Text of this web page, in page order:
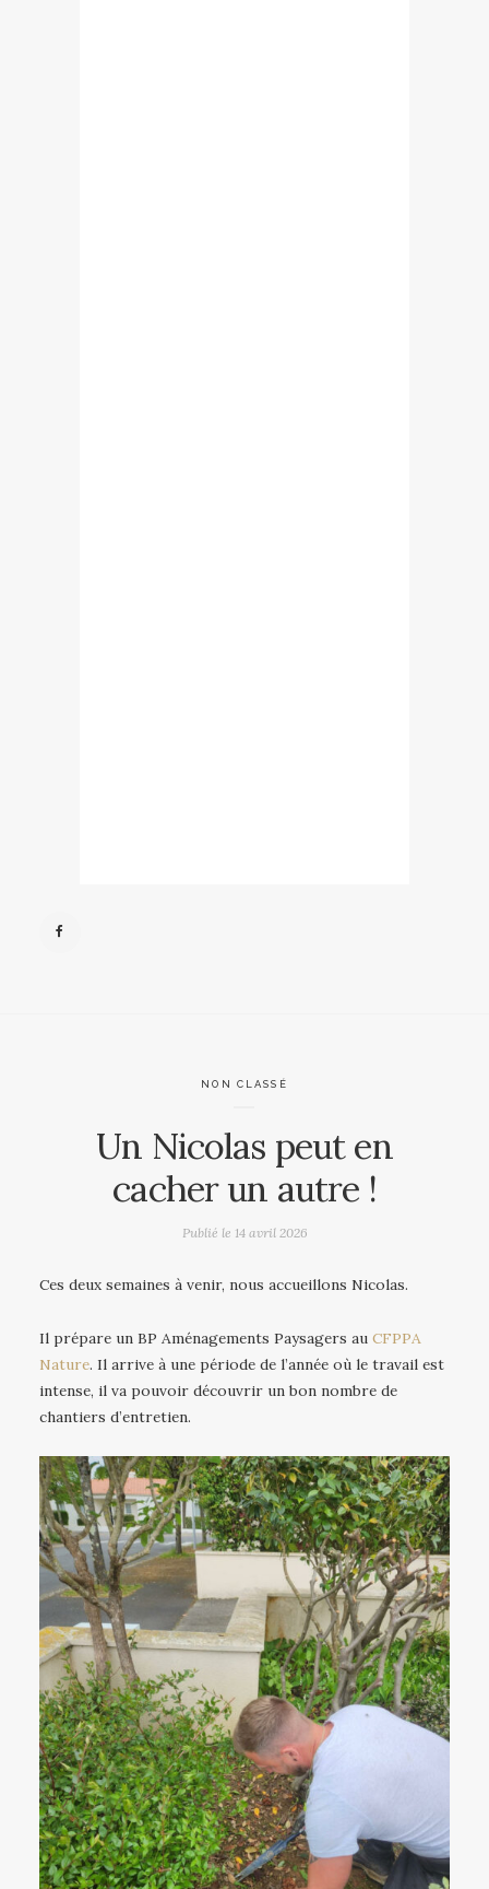
NON CLASSÉ
Un Nicolas peut en
cacher un autre !
Publié le 14 avril 2026
Ces deux semaines à venir, nous accueillons Nicolas.
Il prépare un BP Aménagements Paysagers au CFPPA
Nature. Il arrive à une période de l’année où le travail est
intense, il va pouvoir découvrir un bon nombre de
chantiers d’entretien.